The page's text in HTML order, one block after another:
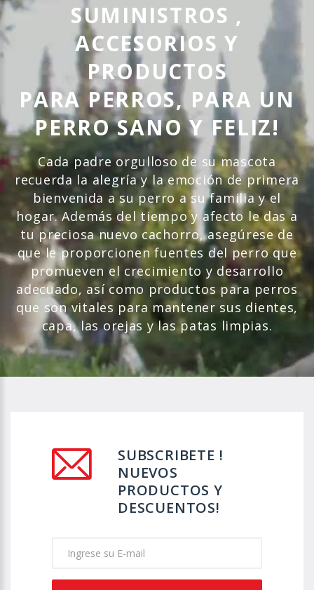
SUMINISTROS ,
ACCESORIOSY
PRODUCTOS
PARA PERROS, PARA UN
PERRO SANO Y FELIZ!
Cada padre orgulloso de su mascota
recuerda la alegría y la emoción de primera
bienvenida a su perro a su familia y el
hogar. Además del tiempo y afecto le das a
tu preciosa nuevo cachorro, asegúrese de
que le proporcionen fuentes del perro que
promueven el crecimiento y desarrollo
adecuado, así como productos para perros
que son vitales para mantener sus dientes,
capa, las orejas y las patas limpias.
SUBSCRIBETE !
NUEVOS
PRODUCTOS Y
DESCUENTOS!